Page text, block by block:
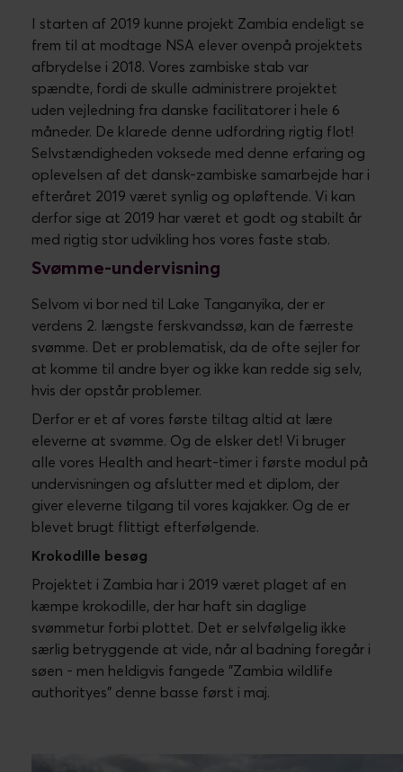
I starten af 2019 kunne projekt Zambia endeligt se
frem til at modtage NSA elever ovenpå projektets
afbrydelse i 2018. Vores zambiske stab var
spændte, fordi de skulle administrere projektet
uden vejledning fra danske facilitatorer i hele 6
måneder. De klarede denne udfordring rigtig flot!
Selvstændigheden voksede med denne erfaring og
oplevelsen af det dansk-zambiske samarbejde har i
efteråret 2019 været synlig og opløftende. Vi kan
derfor sige at 2019 har været et godt og stabilt år
med rigtig stor udvikling hos vores faste stab.
Svømme-undervisning
Selvom vi bor ned til Lake Tanganyika, der er
verdens 2. længste ferskvandssø, kan de færreste
svømme. Det er problematisk, da de ofte sejler for
at komme til andre byer og ikke kan redde sig selv,
hvis der opstår problemer.
Derfor er et af vores første tiltag altid at lære
eleverne at svømme. Og de elsker det! Vi bruger
alle vores Health and heart-timer i første modul på
undervisningen og afslutter med et diplom, der
giver eleverne tilgang til vores kajakker. Og de er
blevet brugt flittigt efterfølgende.
Krokodille besøg
Projektet i Zambia har i 2019 været plaget af en
kæmpe krokodille, der har haft sin daglige
svømmetur forbi plottet. Det er selvfølgelig ikke
særlig betryggende at vide, når al badning foregår i
søen - men heldigvis fangede "Zambia wildlife
authorityes" denne basse først i maj.